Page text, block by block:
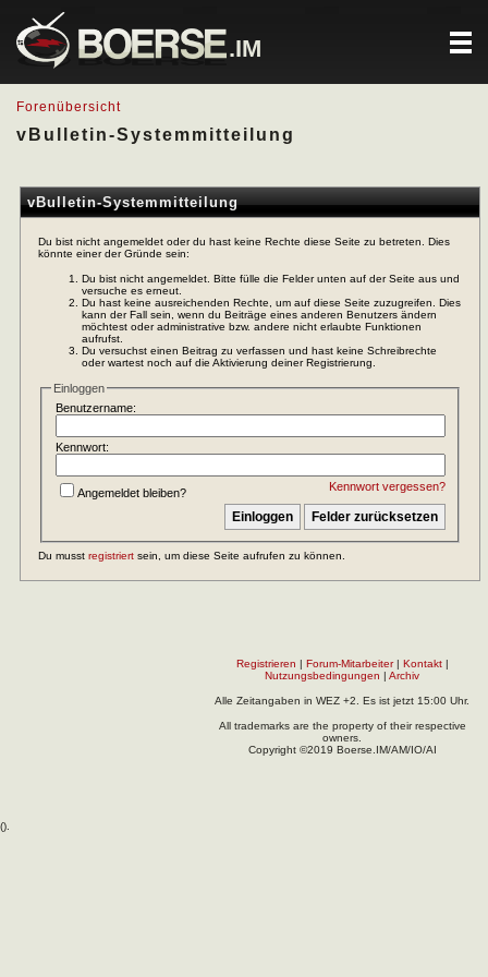
.IM
Forenübersicht
vBulletin-Systemmitteilung
vBulletin-Systemmitteilung
Du bist nicht angemeldet oder du hast keine Rechte diese Seite zu betreten. Dies
könnte einer der Gründe sein:
Du bist nicht angemeldet. Bitte fülle die Felder unten auf der Seite aus und
versuche es erneut.
Du hast keine ausreichenden Rechte, um auf diese Seite zuzugreifen. Dies
kann der Fall sein, wenn du Beiträge eines anderen Benutzers ändern
möchtest oder administrative bzw. andere nicht erlaubte Funktionen
aufrufst.
Du versuchst einen Beitrag zu verfassen und hast keine Schreibrechte
oder wartest noch auf die Aktivierung deiner Registrierung.
Einloggen
Benutzername:
Kennwort:
Kennwort vergessen?
Angemeldet bleiben?
Du musst registriert sein, um diese Seite aufrufen zu können.
Registrieren | Forum-Mitarbeiter| Kontakt|
Nutzungsbedingungen | Archiv
Alle Zeitangaben in WEZ +2. Es ist jetzt 15:00 Uhr.
All trademarks are the property of their respective
owners.
Copyright ©2019 Boerse.IM/AM/IO/AI
().